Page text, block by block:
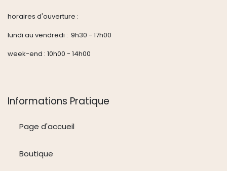
horaires d'ouverture :
lundi au vendredi : 9h30 - 17h00
week-end : 10h00 - 14h00
Informations Pratique
Page d'accueil
Boutique